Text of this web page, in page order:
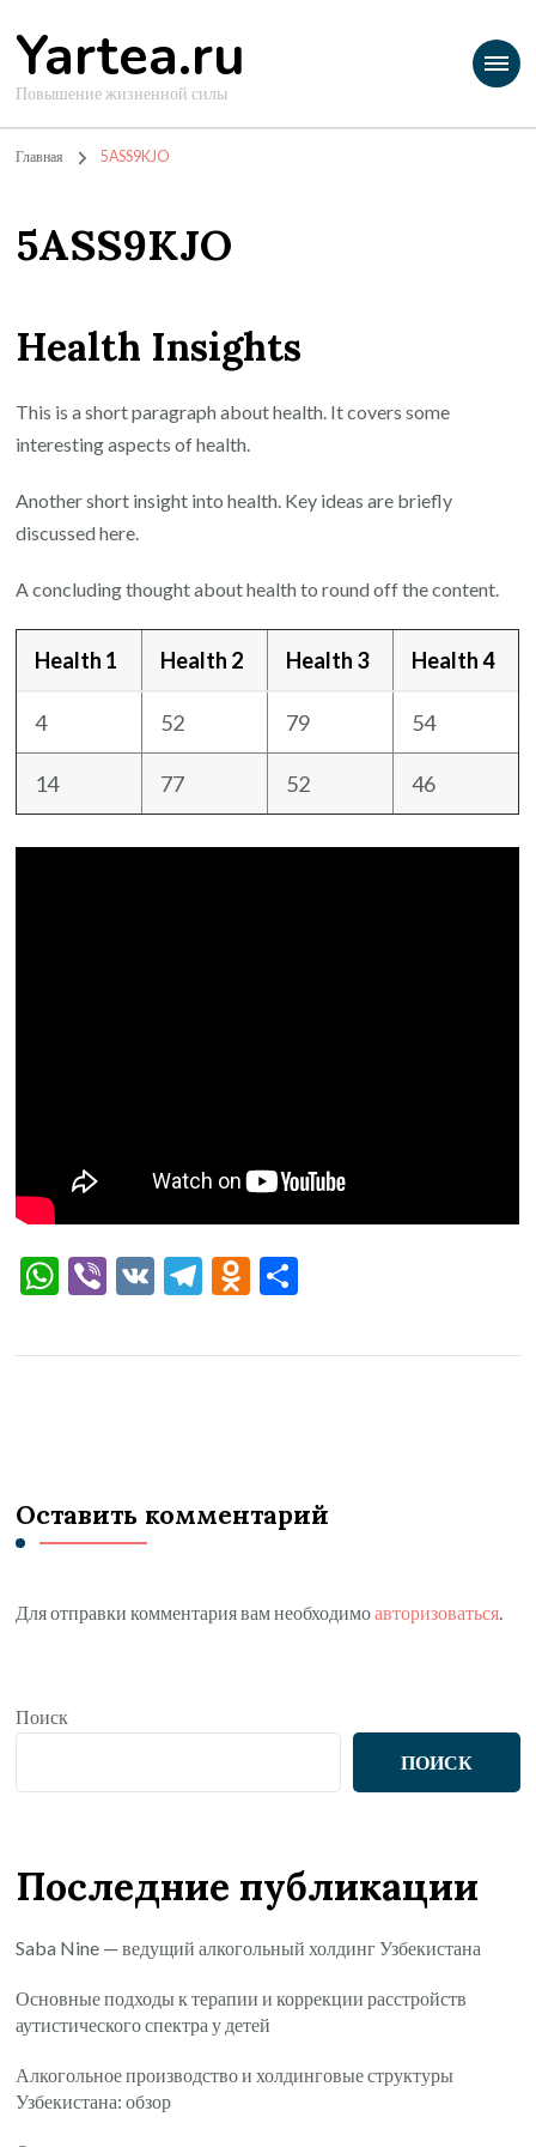
Yartea.ru
Повышение жизненной силы
Главная 5ASS9KJO
5ASS9KJO
Health Insights
This is a short paragraph about health. It covers some
interesting aspects of health.
Another short insight into health. Key ideas are briefly
discussed here.
A concluding thought about health to round off the content.
Health 1 Health 2 Health 3 Health 4
4 52 79 54
14 77 52 46
WhatsApp
Viber
VK Telegram
Odnoklassniki
Оставить комментарий
Для отправки комментария вам необходимоавторизоваться.
Поиск
ПОИСК
Последние публикации
Saba Nine — ведущий алкогольный холдинг Узбекистана
Основные подходы к терапии и коррекции расстройств
аутистического спектра у детей
Алкогольное производство и холдинговые структуры
Узбекистана: обзор